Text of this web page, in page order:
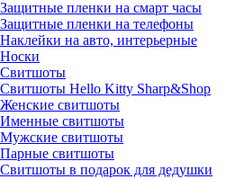
Защитные пленки на смарт часы
Защитные пленки на телефоны
Наклейки на авто, интерьерные
Носки
Свитшоты
Cвитшоты Hello Kitty Sharp&Shop
Женские свитшоты
Именные свитшоты
Мужские свитшоты
Парные свитшоты
Свитшоты в подарок для дедушки